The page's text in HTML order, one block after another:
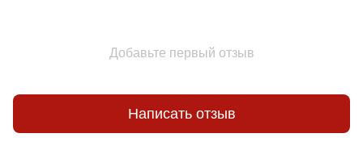
Добавьте первый отзыв
Написать отзыв